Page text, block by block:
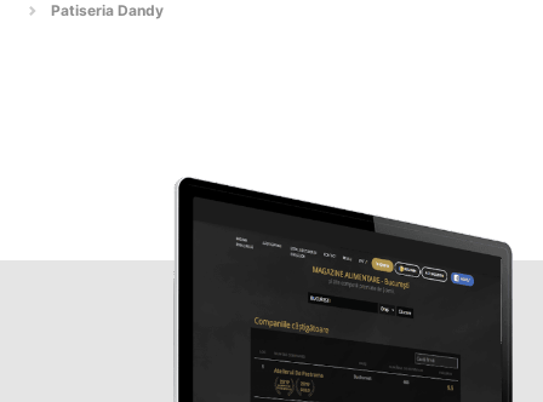
Patiseria Dandy